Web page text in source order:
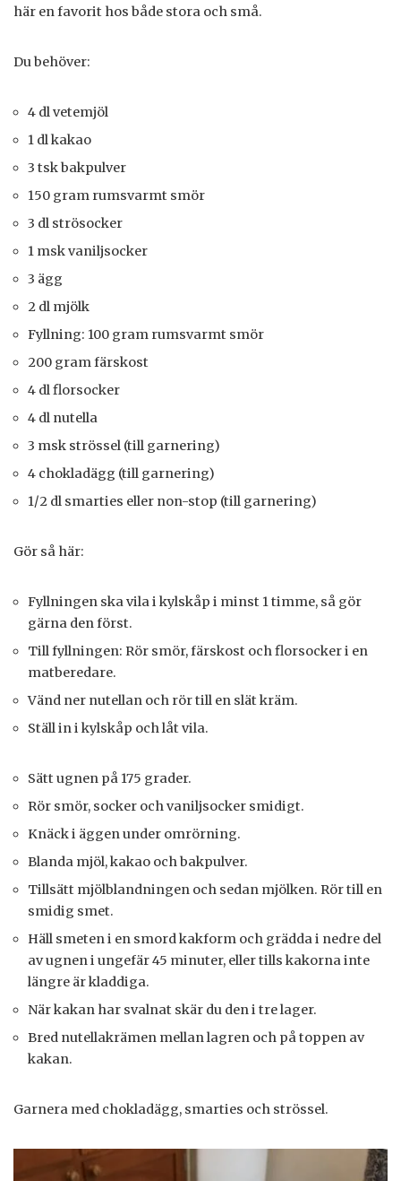
här en favorit hos både stora och små.
Du behöver:
4 dl vetemjöl
1 dl kakao
3 tsk bakpulver
150 gram rumsvarmt smör
3 dl strösocker
1 msk vaniljsocker
3 ägg
2 dl mjölk
Fyllning: 100 gram rumsvarmt smör
200 gram färskost
4 dl florsocker
4 dl nutella
3 msk strössel (till garnering)
4 chokladägg (till garnering)
1/2 dl smarties eller non-stop (till garnering)
Gör så här:
Fyllningen ska vila i kylskåp i minst 1 timme, så gör
gärna den först.
Till fyllningen: Rör smör, färskost och florsocker i en
matberedare.
Vänd ner nutellan och rör till en slät kräm.
Ställ in i kylskåp och låt vila.
Sätt ugnen på 175 grader.
Rör smör, socker och vaniljsocker smidigt.
Knäck i äggen under omrörning.
Blanda mjöl, kakao och bakpulver.
Tillsätt mjölblandningen och sedan mjölken. Rör till en
smidig smet.
Häll smeten i en smord kakform och grädda i nedre del
av ugnen i ungefär 45 minuter, eller tills kakorna inte
längre är kladdiga.
När kakan har svalnat skär du den i tre lager.
Bred nutellakrämen mellan lagren och på toppen av
kakan.
Garnera med chokladägg, smarties och strössel.